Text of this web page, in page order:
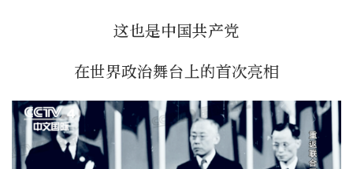
这也是中国共产党
在世界政治舞台上的首次亮相